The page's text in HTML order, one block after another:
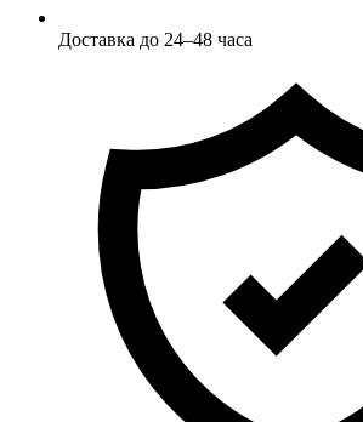
Доставка до 24–48 часа